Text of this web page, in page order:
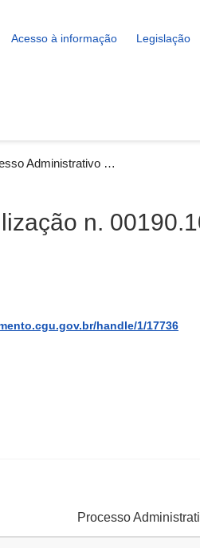
Acesso à informação Legislação
Processo Administrativo de Responsabilização n. 00190.106434/2022-46
n.
handle/1/17736
Processo